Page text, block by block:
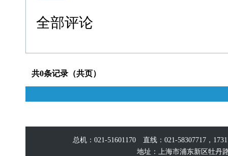
全部评论
共0条记录（共页）
总机：021-51601170 直线：021-58307717，
地址：上海市浦东新区牡丹